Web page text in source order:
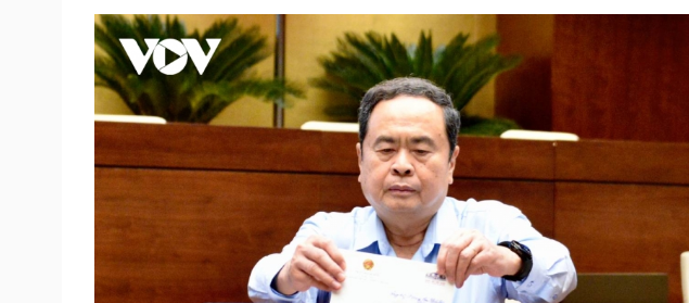
Nam khoa
Làm đẹp - giảm cân
Phòng mạch online
Ăn sạch sống khỏe
Cải chính